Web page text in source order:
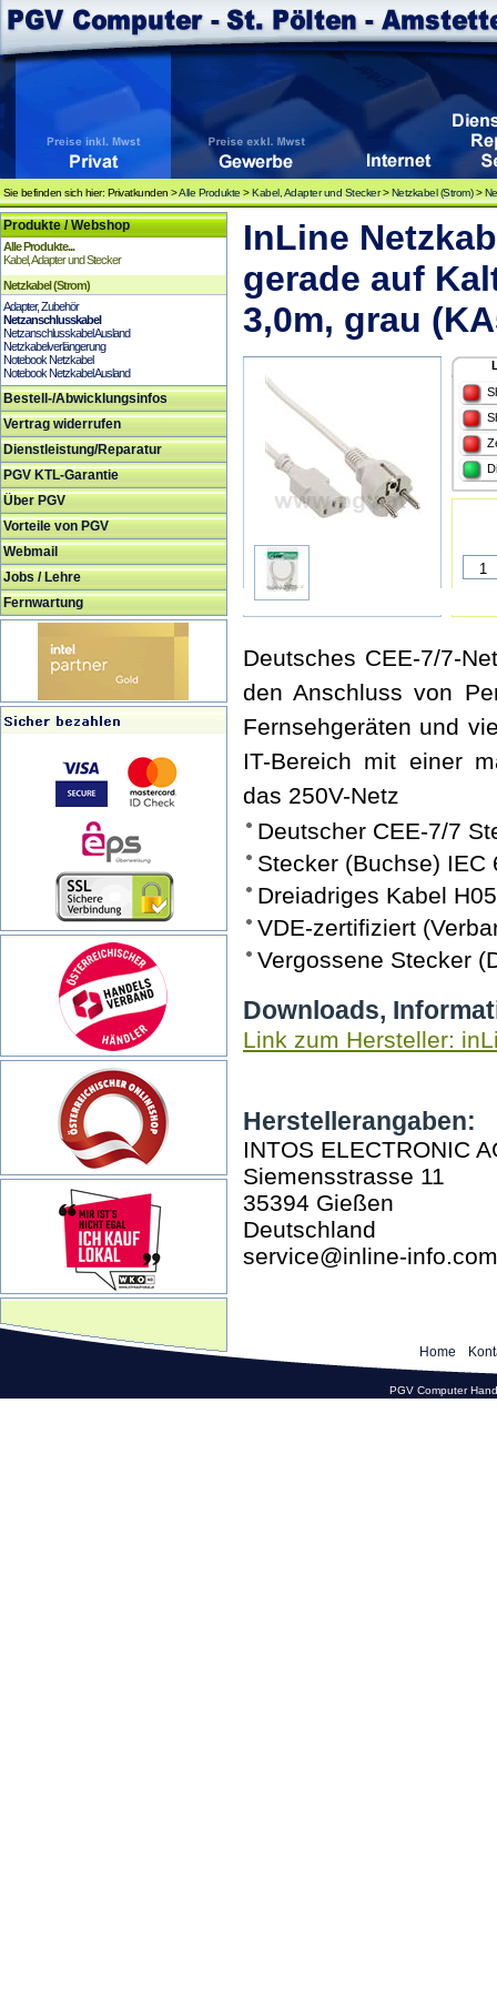
Sie befinden sich hier: Privatkunden >Alle Produkte >Kabel, Adapter und Stecker>Netzkabel (Strom)>
Produkte / Webshop
Alle Produkte...
Kabel, Adapter und Stecker
Netzkabel (Strom)
Adapter, Zubehör
Netzanschlusskabel
Netzanschlusskabel Ausland
Netzkabelverlängerung
Notebook Netzkabel
Notebook Netzkabel Ausland
Bestell-/Abwicklungsinfos
Vertrag widerrufen
Dienstleistung/Reparatur
PGV KTL-Garantie
Über PGV
Vorteile von PGV
Webmail
Jobs / Lehre
Fernwartung
InLine
gerade auf
3,0m, grau
Deutsches CEE-7/7-
den Anschluss von
Fernsehgeräten und
IT-Bereich mit einer
das 250V-Netz
Deutscher CEE-7/7
Stecker (Buchse) IEC
Dreiadriges Kabel
VDE-zertifiziert
Vergossene Stecker
Downloads,
Link zum Hersteller:
Herstellerangaben:
INTOS ELECTRONIC
Siemensstrasse 11
35394 Gießen
Deutschland
service@inline-info.com
Home
PGV Computer